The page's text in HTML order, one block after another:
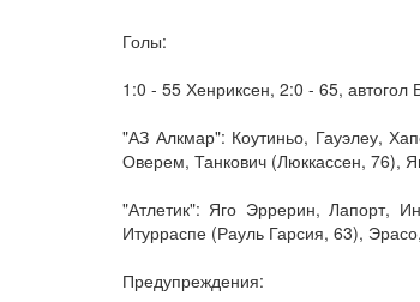
Голы:
1:0 - 55 Хенриксен, 2:0 - 65, автогол
"АЗ Алкмар": Коутиньо, Гауэлеу,
Оверем, Танкович (Люккассен, 76),
"Атлетик": Яго Эррерин, Лапорт,
Итурраспе (Рауль Гарсия, 63),
Предупреждения: